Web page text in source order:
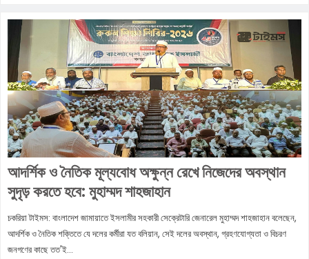
আদর্শিক ও নৈতিক মূল্যবোধ অক্ষুন্ন রেখে নিজেদের অবস্থান
সুদৃড় করতে হবে: মুহাম্মদ শাহজাহান
চকরিয়া টাইমস: বাংলাদেশ জামায়াতে ইসলামীর সহকারী সেক্রেটারি জেনারেল মুহাম্মদ শাহজাহান বলেছেন,
আদর্শিক ও নৈতিক শক্তিতে যে দলের কর্মীরা যত বলিয়ান, সেই দলের অবস্থান, গ্রহণযোগ্যতা ও বিচরণ
জনগণের কাছে তত'ই...